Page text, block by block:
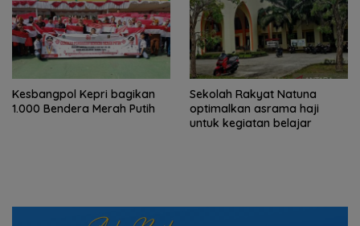
Kesbangpol Kepri bagikan
1.000 Bendera Merah Putih
Sekolah Rakyat Natuna
optimalkan asrama haji
untuk kegiatan belajar